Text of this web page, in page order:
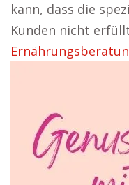
kann, dass die
Kunden nicht